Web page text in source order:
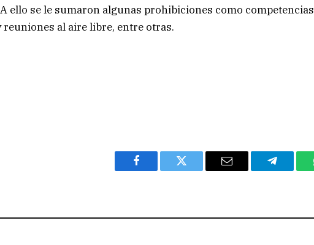
ello se le sumaron algunas prohibiciones como competencias
reuniones al aire libre, entre otras.
Facebook Twitter Email Telegram